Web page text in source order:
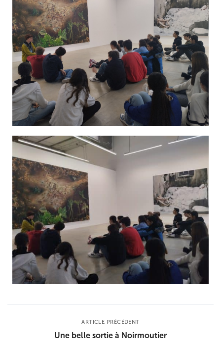
ARTICLE PRÉCÉDENT
Une belle sortie à Noirmoutier